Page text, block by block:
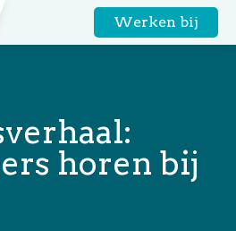
Werken bij
horen bij